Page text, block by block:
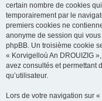
certain nombre de cookies
temporairement par le
premiers cookies ne
anonyme de session qui
phpBB. Un troisième cookie
« Korvigelloù An DROUIZIG
avez consultés et permettant
qu’utilisateur.
Lors de votre navigation sur